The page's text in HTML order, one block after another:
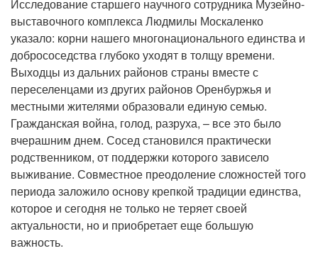
Исследование старшего научного сотрудника Музейно-
выставочного комплекса Людмилы Москаленко
указало: корни нашего многонационального единства и
добрососедства глубоко уходят в толщу времени.
Выходцы из дальних районов страны вместе с
переселенцами из других районов Оренбуржья и
местными жителями образовали единую семью.
Гражданская война, голод, разруха, – все это было
вчерашним днем. Сосед становился практически
родственником, от поддержки которого зависело
выживание. Совместное преодоление сложностей того
периода заложило основу крепкой традиции единства,
которое и сегодня не только не теряет своей
актуальности, но и приобретает еще большую
важность.